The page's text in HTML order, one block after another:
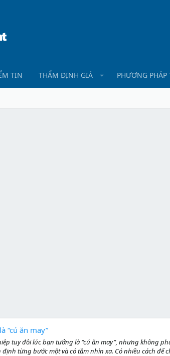
TIN THẨM ĐỊNH GIÁ PHƯƠNG
“cú ăn may”
tuy đôi lúc bạn tưởng là “cú ăn may”, nhưng không
từng bước một và có tầm nhìn xa. Có nhiều cách để